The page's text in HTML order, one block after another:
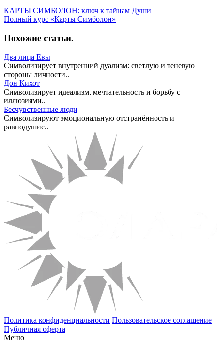
КАРТЫ СИМБОЛОН: ключ к тайнам Души
Полный курс «Карты Симболон»
Похожие статьи.
Два лица Евы
Символизирует внутренний дуализм: светлую и теневую
стороны личности..
Дон Кихот
Символизирует идеализм, мечтательность и борьбу с
иллюзиями..
Бесчувственные люди
Символизируют эмоциональную отстранённость и
равнодушие..
Политика конфиденциальности Пользовательское соглашение
Публичная оферта
Меню